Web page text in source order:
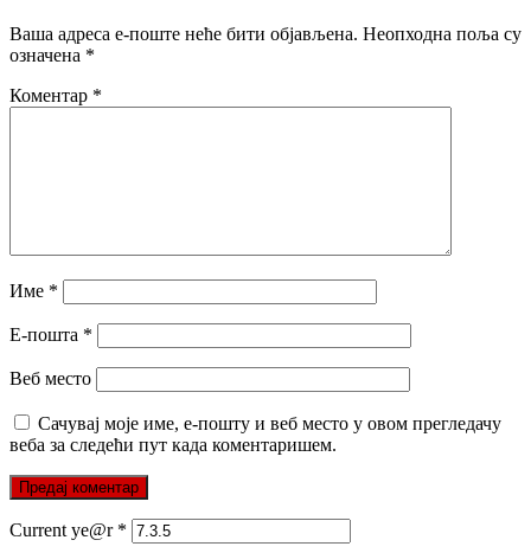
Ваша адреса е-поште неће бити објављена. Неопходна поља су
означена *
Коментар *
Име *
Е-пошта *
Веб место
Сачувај моје име, е-пошту и веб место у овом прегледачу
веба за следећи пут када коментаришем.
Current ye@r *